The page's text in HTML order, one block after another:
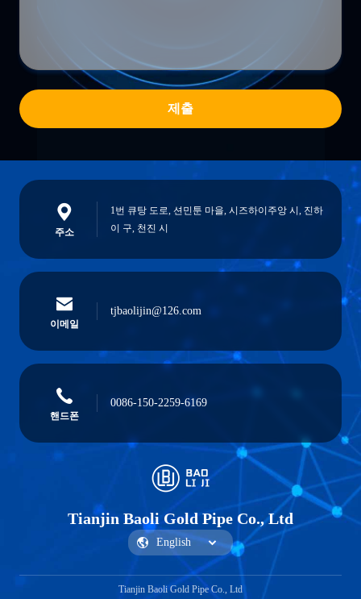
제출
주소
1번 큐탕 도로, 션민툰 마을, 시즈하이주앙 시, 진하
이 구, 천진 시
이메일
tjbaolijin@126.com
핸드폰
0086-150-2259-6169
Tianjin Baoli Gold Pipe Co., Ltd
Tianjin Baoli Gold Pipe Co., Ltd